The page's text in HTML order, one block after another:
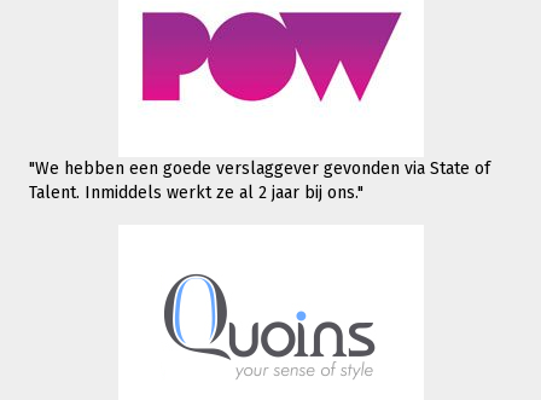
"We hebben een goede verslaggever gevonden via State of
Talent. Inmiddels werktze al 2 jaar bij ons."